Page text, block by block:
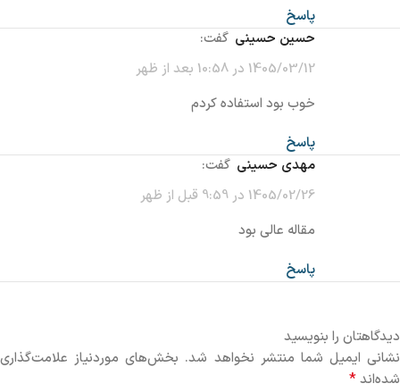
پاسخ
حسین حسینی گفت:
1405/03/12 در 10:58 بعد از ظهر
خوب بود استفاده کردم
پاسخ
مهدی حسینی گفت:
1405/02/26 در 9:59 قبل از ظهر
مقاله عالی بود
پاسخ
دیدگاهتان را بنویسید
نشانی ایمیل شما منتشر نخواهد شد. بخش‌های موردنیاز علامت‌گذاری
شده‌اند*